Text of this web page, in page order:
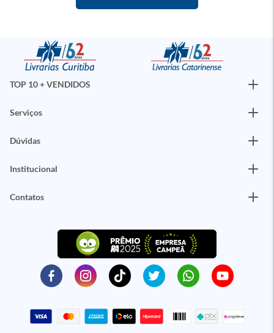
TOP 10 + VENDIDOS
Serviços
Dúvidas
Institucional
Contatos